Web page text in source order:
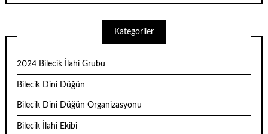
Kategoriler
2024 Bilecik İlahi Grubu
Bilecik Dini Düğün
Bilecik Dini Düğün Organizasyonu
Bilecik İlahi Ekibi